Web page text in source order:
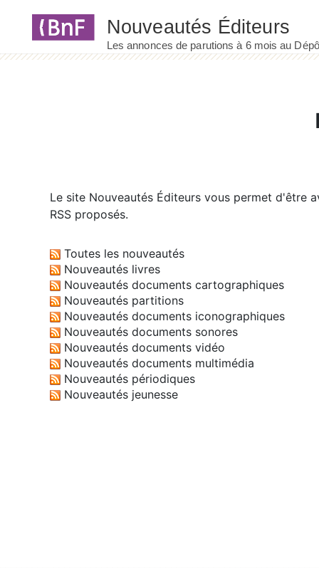
Le site Nouveautés Éditeurs vous permet d'être
RSS proposés.
Toutes les nouveautés
Nouveautés livres
Nouveautés documents cartographiques
Nouveautés partitions
Nouveautés documents iconographiques
Nouveautés documents sonores
Nouveautés documents vidéo
Nouveautés documents multimédia
Nouveautés périodiques
Nouveautés jeunesse